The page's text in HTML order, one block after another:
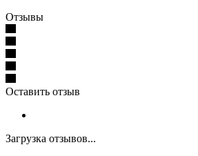
Отзывы
Оставить отзыв
Загрузка отзывов...